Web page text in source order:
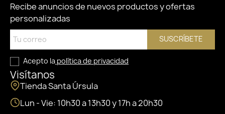
Recibe anuncios de nuevos productos y ofertas
personalizadas
SUSCRÍBETE
Acepto la política de privacidad
Visítanos
Tienda Santa Úrsula
Lun - Vie: 10h30 a 13h30 y 17h a 20h30